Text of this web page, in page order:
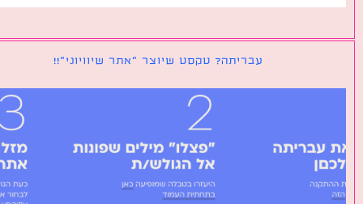
עבריתה? טקסט שיוצר ״אתר שיוויוני״!!